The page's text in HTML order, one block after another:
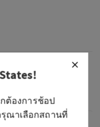
!
ต้องการช้อป
ณาเลือกสถานที่